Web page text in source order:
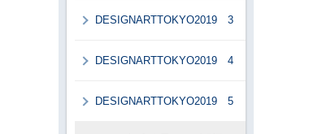
DESIGNARTTOKYO2019 3
DESIGNARTTOKYO2019 4
DESIGNARTTOKYO2019 5